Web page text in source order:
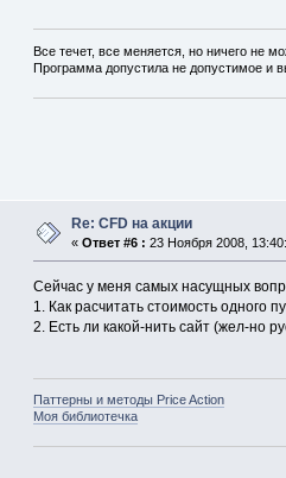
Все течет, все меняется, но ничего не
Программа допустила не допустимое и
Re: CFD на акции
«Ответ #6 : 23 Ноября 2008,
Сейчас у меня самых насущных
1. Как расчитать стоимость одного
2. Есть ли какой-нить сайт (жел-но
Паттерны и методы Price Action
Моя библиотечка